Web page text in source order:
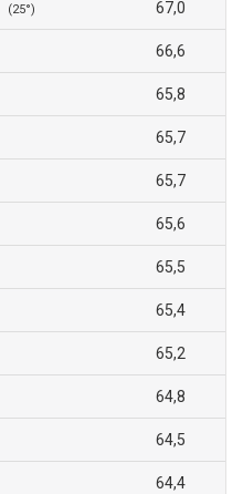
(25°) 67,0
66,6
65,8
65,7
65,7
65,6
65,5
65,4
65,2
64,8
64,5
64,4